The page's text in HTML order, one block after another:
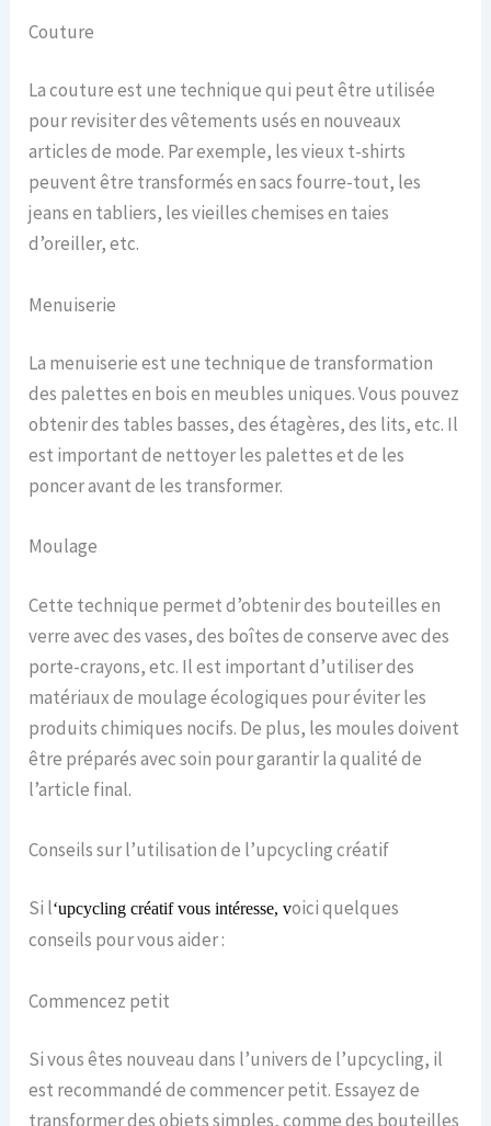
Couture
La couture est une technique qui peut être utilisée
pour revisiter des vêtements usés en nouveaux
articles de mode. Par exemple, les vieux t-shirts
peuvent être transformés en sacs fourre-tout, les
jeans en tabliers, les vieilles chemises en taies
d’oreiller, etc.
Menuiserie
La menuiserie est une technique de transformation
des palettes en bois en meubles uniques. Vous pouvez
obtenir des tables basses, des étagères, des lits, etc. Il
est important de nettoyer les palettes et de les
poncer avant de les transformer.
Moulage
Cette technique permet d’obtenir des bouteilles en
verre avec des vases, des boîtes de conserve avec des
porte-crayons, etc. Il est important d’utiliser des
matériaux de moulage écologiques pour éviter les
produits chimiques nocifs. De plus, les moules doivent
être préparés avec soin pour garantir la qualité de
l’article final.
Conseils sur l’utilisation de l’upcycling créatif
Si l‘upcycling créatif vous intéresse, voici quelques
conseils pour vous aider :
Commencez petit
Si vous êtes nouveau dans l’univers de l’upcycling, il
est recommandé de commencer petit. Essayez de
transformer des objets simples, comme des bouteilles